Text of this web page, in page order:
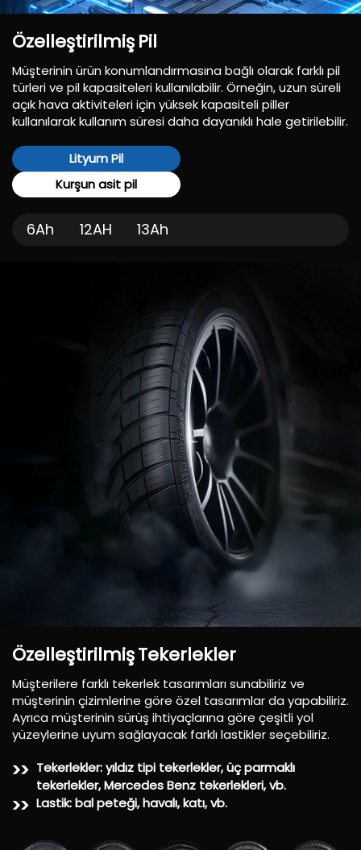
ÖzelleştirilmişPil
Müşterinin ürün konumlandırmasına bağlı olarak farklı pil
türleri ve pil kapasiteleri kullanılabilir. Örneğin, uzun süreli
açık hava aktiviteleri için yüksek kapasiteli piller
kullanılarak kullanım süresi daha dayanıklı hale getirilebilir.
Lityum Pil
Kurşun asit pil
6Ah 12AH 13Ah
ÖzelleştirilmişTekerlekler
Müşterilere farklı tekerlek tasarımları sunabiliriz ve
müşterinin çizimlerine göre özel tasarımlar da yapabiliriz.
Ayrıca müşterinin sürüş ihtiyaçlarına göre çeşitli yol
yüzeylerine uyum sağlayacak farklı lastikler seçebiliriz.
Tekerlekler: yıldız tipi tekerlekler, üç parmaklı
tekerlekler, Mercedes Benz tekerlekleri, vb.
Lastik: bal peteği, havalı, katı, vb.